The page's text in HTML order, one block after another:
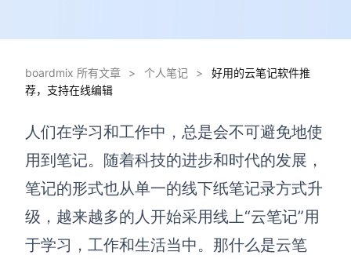
博思白板离线版
博思设计
一体化产品设计工具
博思AIPPT
AI生成PPT，支持在线编辑
boardmix 所有文章 > 个人笔记 >
好用的云笔记软件推
荐，支持在线编辑
人们在学习和工作中，总是会不可避免地使
用到笔记。随着科技的进步和时代的发展，
笔记的形式也从单一的线下纸笔记录方式升
级，越来越多的人开始采用线上“云笔记”用
于学习，工作和生活当中。那什么是云笔